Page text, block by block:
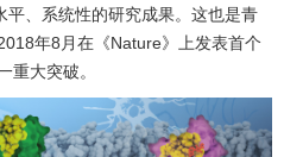
平、系统性的研究成果。这也是青
年8月在《Nature》上发表首个
重大突破。